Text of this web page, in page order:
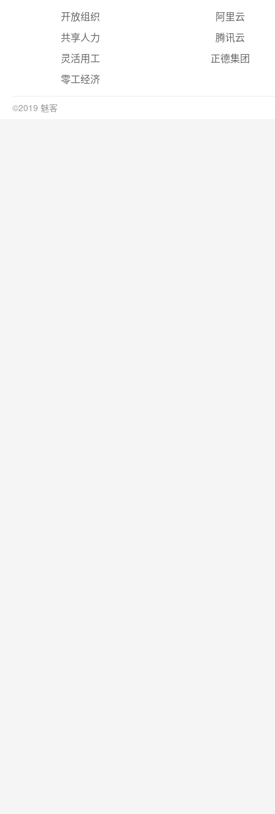
开放组织
共享人力
灵活用工
零工经济
阿里云
腾讯云
正德集团
©2019 魅客